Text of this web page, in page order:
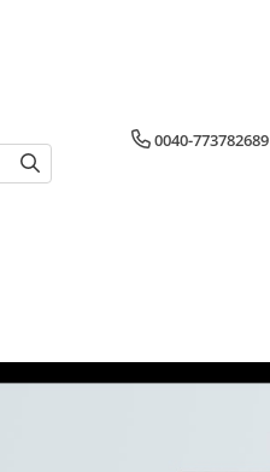
0040-773782689